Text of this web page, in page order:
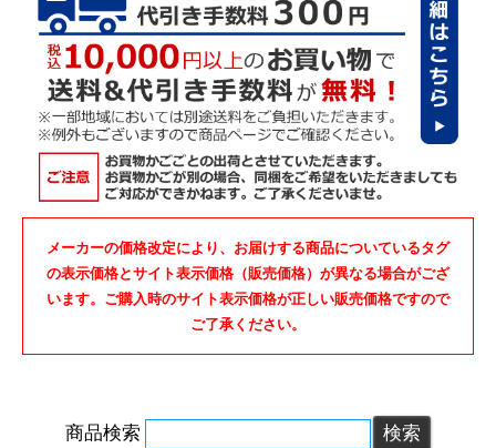
メーカーの価格改定により、お届けする商品についているタグ
の表示価格とサイト表示価格（販売価格）が異なる場合がござ
います。ご購入時のサイト表示価格が正しい販売価格ですので
ご了承ください。
商品検索